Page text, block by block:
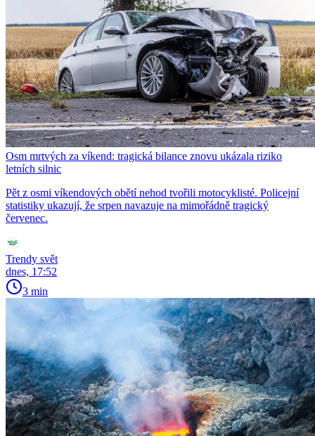
Osm mrtvých za víkend: tragická bilance znovu ukázala riziko
letních silnic
Pět z osmi víkendových obětí nehod tvořili motocyklisté. Policejní
statistiky ukazují, že srpen navazuje na mimořádně tragický
červenec.
Trendy svět
dnes, 17:52
3 min